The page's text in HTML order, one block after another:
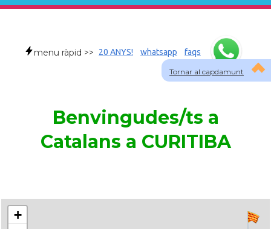
Tornar al capdamunt
menu ràpid >> 20 ANYS! whatsapp faqs
Benvingudes/ts a
Catalans a CURITIBA
+